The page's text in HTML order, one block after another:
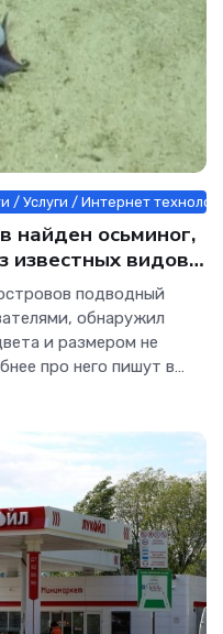
/ Услуги / Интернет
найден осьминог,
известных видов -
подводный
обнаружил
и размером не
про него пишут в